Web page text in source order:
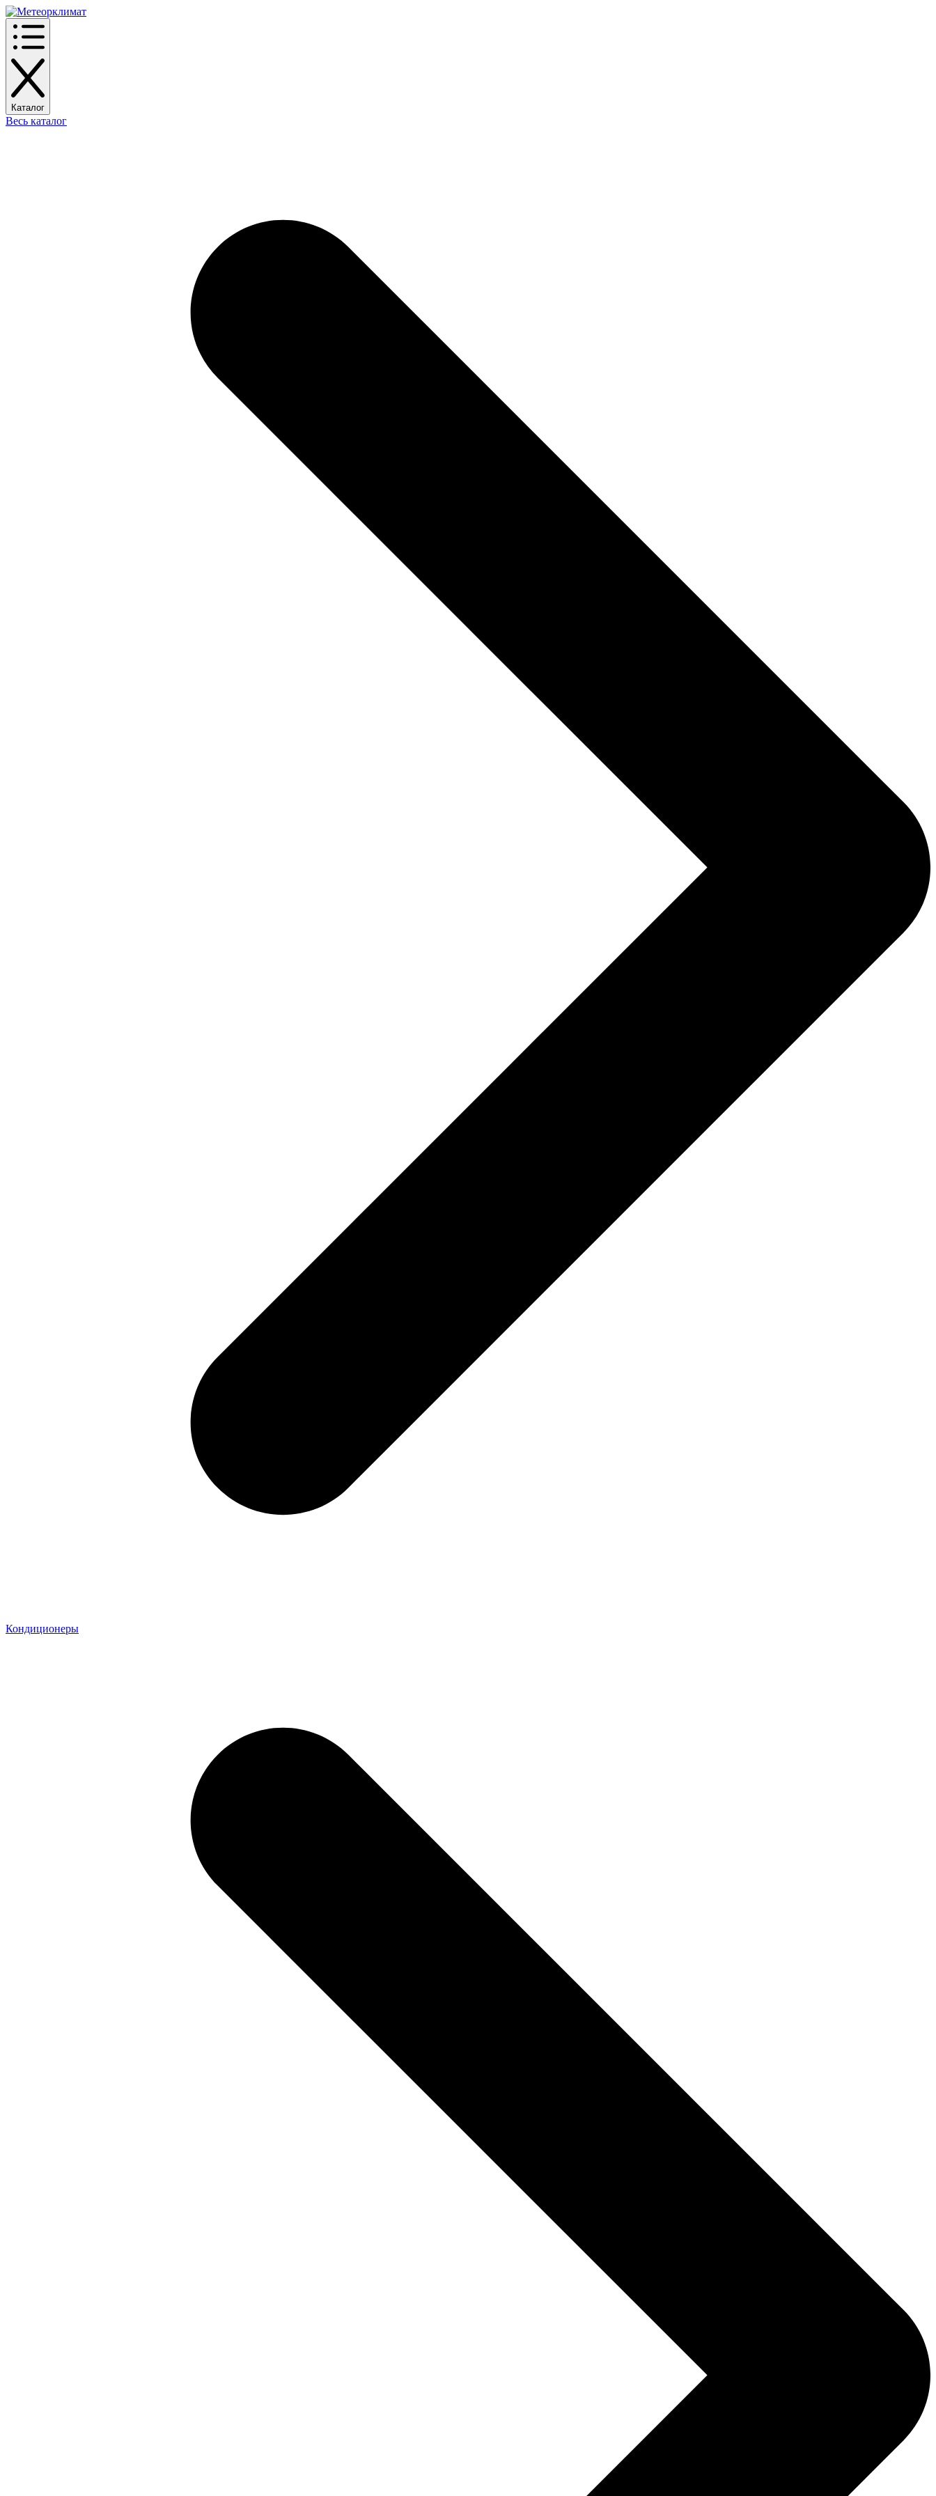
Каталог
Весь каталог
Кондиционеры